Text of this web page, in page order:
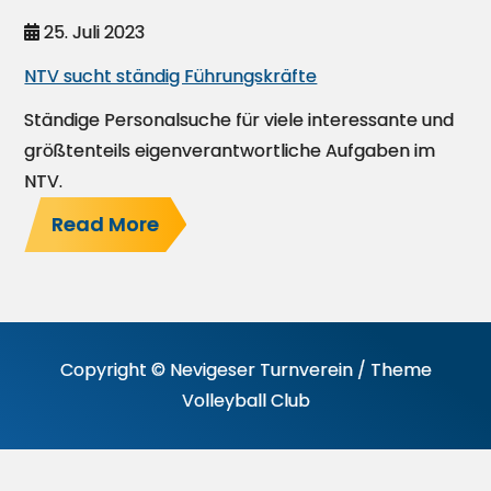
25. Juli 2023
NTV sucht ständig Führungskräfte
Ständige Personalsuche für viele interessante und
größtenteils eigenverantwortliche Aufgaben im
NTV.
Read More
Copyright © Nevigeser Turnverein / Theme
Volleyball Club